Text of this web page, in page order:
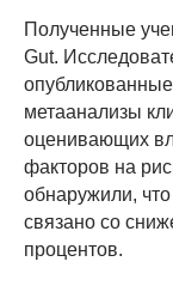
Полученные
Gut.
метаанализы
оценивающих
факторов на
обнаружили,
связано со
процентов.